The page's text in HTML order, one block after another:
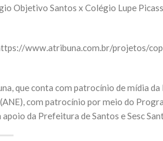
Objetivo Santos x Colégio Lupe
www.atribuna.com.br/projetos/
que conta com patrocínio de mídia
com patrocínio por meio do
da Prefeitura de Santos e Sesc